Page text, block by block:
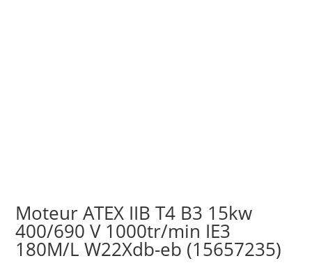
Moteur ATEX IIB T4 B3 15kw
400/690 V 1000tr/min IE3
180M/L W22Xdb-eb (15657235)